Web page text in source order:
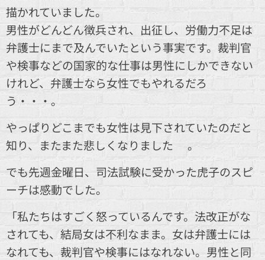
描かれていました。
男性がどんどん徴兵され、出征し、労働力不足は
弁護士にまで及んでいたという事実です。裁判官
や検事などの国家的な仕事は男性にしかできない
けれど、弁護士なら女性でもやれるだろ
う・・・。
やっぱりどこまでも女性は見下されていたのだと
知り、またまた悲しくなりました😢。
でも先週金曜日、司法試験に受かった虎子のスピ
ーチは感動でした。
「私たちはすごく怒っているんです。法改正がな
されても、結局女は不利なまま。女は弁護士には
なれても、裁判官や検事にはなれない。男性と同